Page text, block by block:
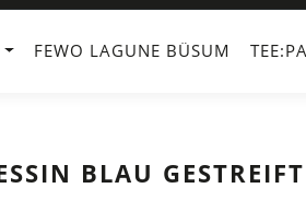
FEWO LAGUNE BÜSUM
BLAU GESTREIFT